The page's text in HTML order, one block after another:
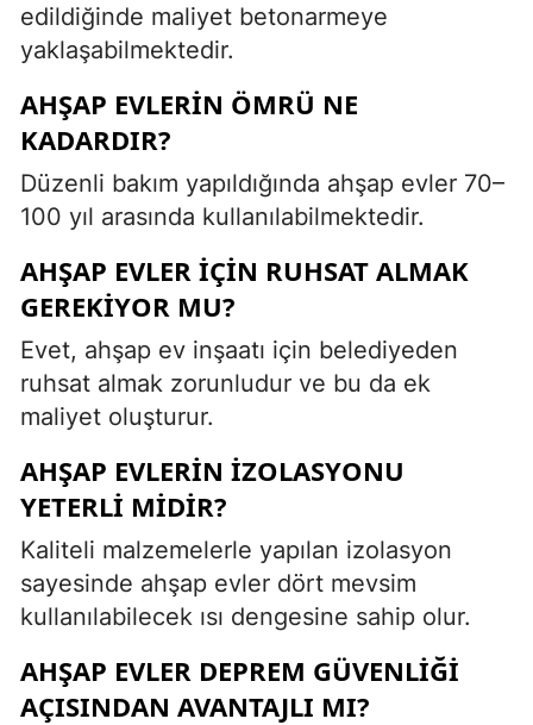
edildiğinde maliyet betonarmeye
yaklaşabilmektedir.
AHŞAP EVLERIN ÖMRÜ NE
KADARDIR?
Düzenli bakım yapıldığında ahşap evler 70–
100 yıl arasında kullanılabilmektedir.
AHŞAP EVLER IÇIN RUHSAT ALMAK
GEREKIYOR MU?
Evet, ahşap ev inşaatı için belediyeden
ruhsat almak zorunludur ve bu da ek
maliyet oluşturur.
AHŞAP EVLERIN IZOLASYONU
YETERLI MIDIR?
Kaliteli malzemelerle yapılan izolasyon
sayesinde ahşap evler dört mevsim
kullanılabilecek ısı dengesine sahip olur.
AHŞAP EVLER DEPREM GÜVENLIĞI
AÇISINDAN AVANTAJLI MI?